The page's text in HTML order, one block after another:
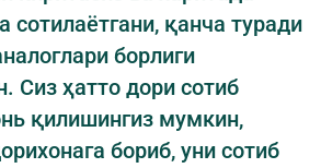
сотилаётгани, қанча туради
борлиги
Сиз ҳатто дори сотиб
қилишингиз мумкин,
бориб, уни сотиб